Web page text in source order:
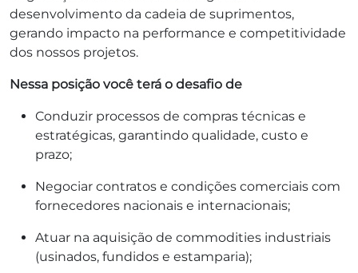
desenvolvimento da cadeia de suprimentos,
gerando impacto na performance e competitividade
dos nossos projetos.
Nessa posição você terá o desafio de
Conduzir processos de compras técnicas e
estratégicas, garantindo qualidade, custo e
prazo;
Negociar contratos e condições comerciais com
fornecedores nacionais e internacionais;
Atuar na aquisição de commodities industriais
(usinados, fundidos e estamparia);